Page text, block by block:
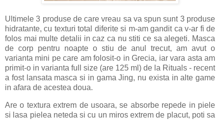
Ultimele 3 produse de care vreau sa va spun sunt 3 produse
hidratante, cu texturi total diferite si m-am gandit ca v-ar fi de
folos mai multe detalii in caz ca nu stiti ce sa alegeti. Masca
de corp pentru noapte o stiu de anul trecut, am avut o
varianta mini pe care am folosit-o in Grecia, iar vara asta am
primit-o in varianta full size (are 125 ml) de la Rituals - recent
a fost lansata masca si in gama Jing, nu exista in alte game
in afara de acestea doua.
Are o textura extrem de usoara, se absorbe repede in piele
si lasa pielea neteda si cu un miros extrem de placut, poti sa